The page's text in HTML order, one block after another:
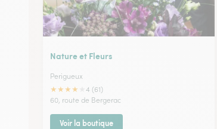
Nature et Fleurs
Perigueux
★★★★
4 (61)
60, route de Bergerac
Voir la boutique